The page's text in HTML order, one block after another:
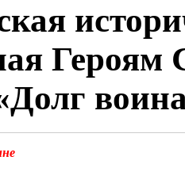
Героям